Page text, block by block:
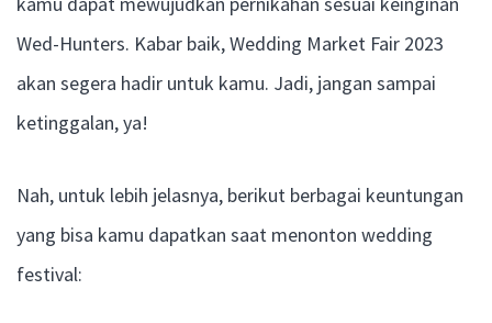
Wed-Hunters. Kabar baik, Wedding Market Fair 2023
akan segera hadir untuk kamu. Jadi, jangan sampai
ketinggalan, ya!
Nah, untuk lebih jelasnya, berikut berbagai keuntungan
yang bisa kamu dapatkan saat menonton wedding
festival: